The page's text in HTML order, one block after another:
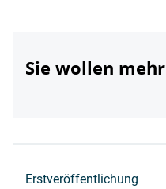
Sie wollen
Erstveröffentlichung